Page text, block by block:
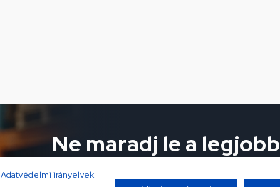
Adatvédelmi irányelvek
Ne maradj le a legjobb
ajánlatokról!